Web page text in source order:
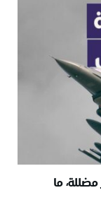
ما